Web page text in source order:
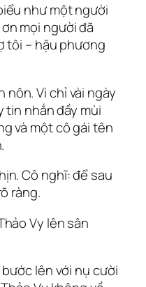
như một người
mọi người đã
tôi – hậu phương
nôn. Vì chỉ vài ngày
tin nhắn đầy mùi
và một cô gái tên
Cô nghĩ: để sau
ràng.
Vy lên sân
lên với nụ cười